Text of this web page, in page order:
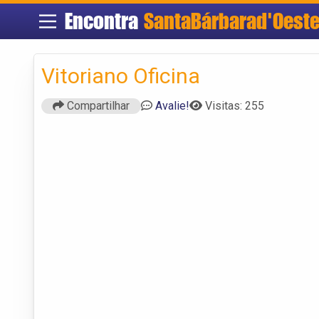
Encontra SantaBárbarad'Oeste
Vitoriano Oficina
Compartilhar Avalie! Visitas: 255